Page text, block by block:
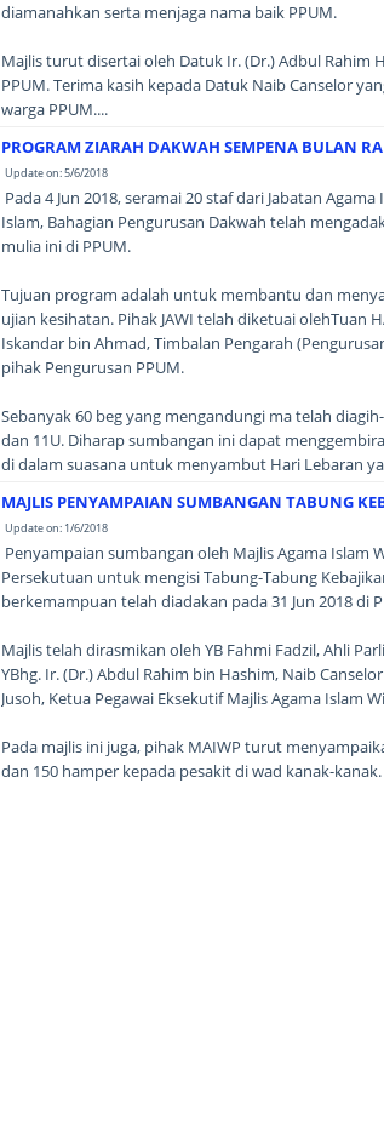
diamanahkan serta menjaga nama baik PPUM.
Majlis turut disertai oleh Datuk Ir. (Dr.) Adbul Rahim
PPUM. Terima kasih kepada Datuk Naib Canselor
warga PPUM....
PROGRAM ZIARAH DAKWAH SEMPENA BULAN
Update on: 5/6/2018
Pada 4 Jun 2018, seramai 20 staf dari Jabatan
Islam, Bahagian Pengurusan Dakwah telah
mulia ini di PPUM.
Tujuan program adalah untuk membantu dan
ujian kesihatan. Pihak JAWI telah diketuai olehTuan
Iskandar bin Ahmad, Timbalan Pengarah
pihak Pengurusan PPUM.
Sebanyak 60 beg yang mengandungi ma telah
dan 11U. Diharap sumbangan ini dapat
di dalam suasana untuk menyambut Hari Lebaran
MAJLIS PENYAMPAIAN SUMBANGAN TABUNG
Update on: 1/6/2018
Penyampaian sumbangan oleh Majlis Agama Islam
Persekutuan untuk mengisi Tabung-Tabung
berkemampuan telah diadakan pada 31 Jun 2018 di
Majlis telah dirasmikan oleh YB Fahmi Fadzil, Ahli
YBhg. Ir. (Dr.) Abdul Rahim bin Hashim, Naib
Jusoh, Ketua Pegawai Eksekutif Majlis Agama Islam
Pada majlis ini juga, pihak MAIWP turut
dan 150 hamper kepada pesakit di wad kanak-